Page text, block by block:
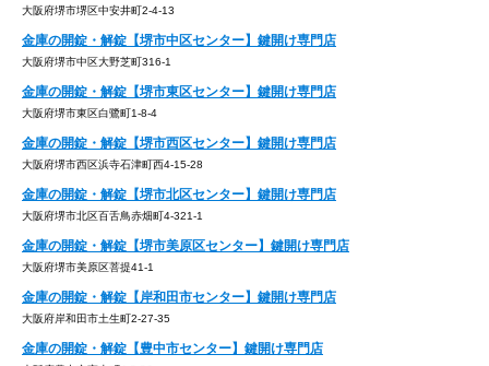
大阪府堺市堺区中安井町2-4-13
金庫の開錠・解錠【堺市中区センター】鍵開け専門店
大阪府堺市中区大野芝町316-1
金庫の開錠・解錠【堺市東区センター】鍵開け専門店
大阪府堺市東区白鷺町1-8-4
金庫の開錠・解錠【堺市西区センター】鍵開け専門店
大阪府堺市西区浜寺石津町西4-15-28
金庫の開錠・解錠【堺市北区センター】鍵開け専門店
大阪府堺市北区百舌鳥赤畑町4-321-1
金庫の開錠・解錠【堺市美原区センター】鍵開け専門店
大阪府堺市美原区菩提41-1
金庫の開錠・解錠【岸和田市センター】鍵開け専門店
大阪府岸和田市土生町2-27-35
金庫の開錠・解錠【豊中市センター】鍵開け専門店